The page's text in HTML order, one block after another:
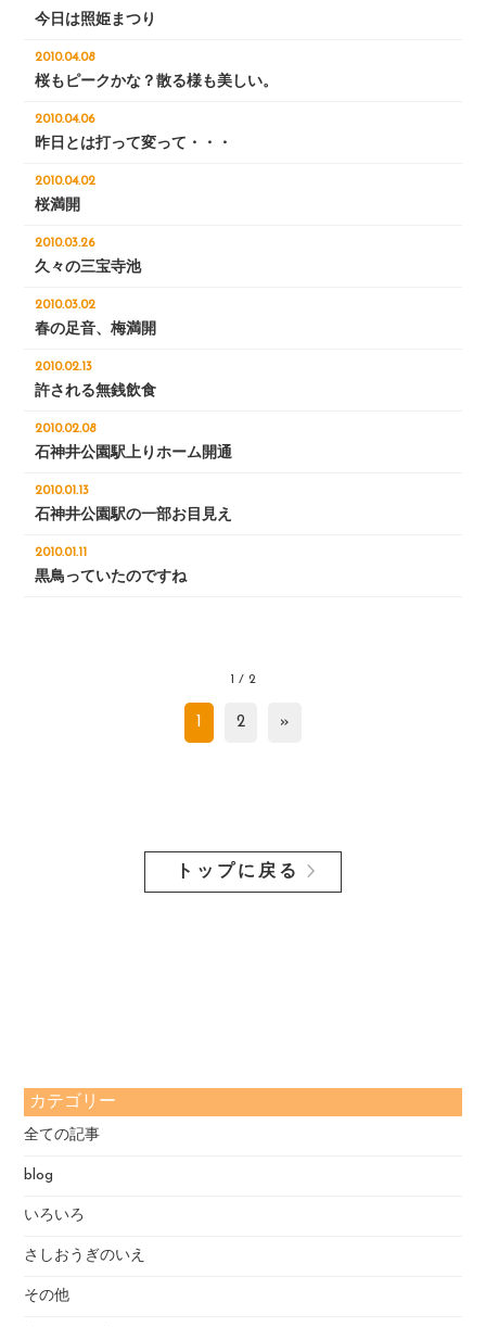
今日は照姫まつり
2010.04.08
桜もピークかな？散る様も美しい。
2010.04.06
昨日とは打って変って・・・
2010.04.02
桜満開
2010.03.26
久々の三宝寺池
2010.03.02
春の足音、梅満開
2010.02.13
許される無銭飲食
2010.02.08
石神井公園駅上りホーム開通
2010.01.13
石神井公園駅の一部お目見え
2010.01.11
黒鳥っていたのですね
1 / 2
1 2 »
トップに戻る
カテゴリー
全ての記事
blog
いろいろ
さしおうぎのいえ
その他